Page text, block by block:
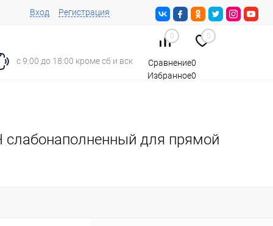
Вход Регистрация
с 9:00 до 18:00 кроме сб и вск
0 0
Сравнение0
Избранное0
для прямой